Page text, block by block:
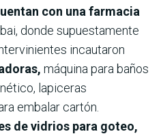
con una farmacia
donde supuestamente
incautaron
máquina para baños
lapiceras
embalar cartón.
de vidrios para goteo,